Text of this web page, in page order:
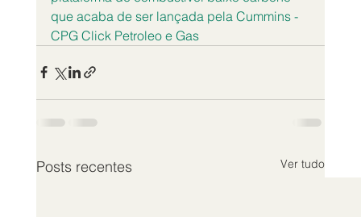
que acaba de ser lançada pela Cummins -
CPG Click Petroleo e Gas
Posts recentes Ver tudo